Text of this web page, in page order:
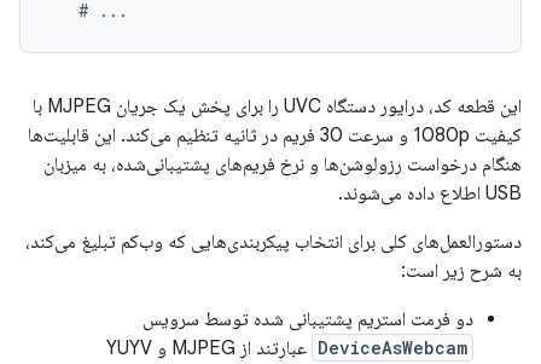
این قطعه کد، درایور دستگاه UVC را برای پخش یک جریان MJPEG با
کیفیت 1080p و سرعت 30 فریم در ثانیه تنظیم می‌کند. این قابلیت‌ها
هنگام درخواست رزولوشن‌ها و نرخ فریم‌های پشتیبانی‌شده، به میزبان
USB اطلاع داده می‌شوند.
دستورالعمل‌های کلی برای انتخاب پیکربندی‌هایی که وب‌کم تبلیغ می‌کند،
به شرح زیر است:
دو فرمت استریم پشتیبانی شده توسط سرویس
DeviceAsWebcam
عبارتند از MJPEG و YUYV